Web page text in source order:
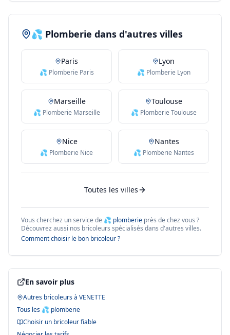
💦 Plomberie dans d'autres villes
Paris
💦 Plomberie Paris
Lyon
💦 Plomberie Lyon
Marseille
💦 Plomberie Marseille
Toulouse
💦 Plomberie Toulouse
Nice
💦 Plomberie Nice
Nantes
💦 Plomberie Nantes
Toutes les villes
Vous cherchez un service de 💦 plomberie près de chez vous ?
Découvrez aussi nos bricoleurs spécialisés dans d'autres villes.
Comment choisir le bon bricoleur ?
En savoir plus
Autres bricoleurs à VENETTE
Tous les 💦 plomberie
Choisir un bricoleur fiable